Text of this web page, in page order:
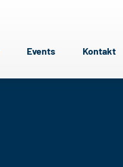
Events Kontakt